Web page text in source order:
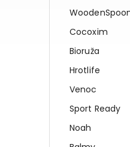
Cocoxim
Bioruža
Hrotlife
Venoc
Sport Ready
Noah